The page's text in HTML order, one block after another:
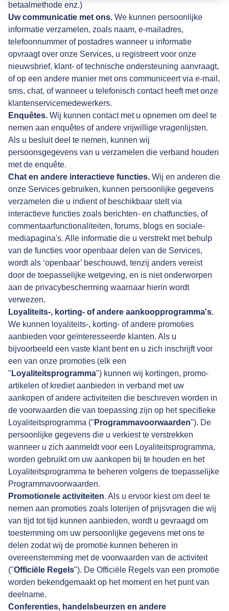
betaalmethode enz.)
Uw communicatie met ons. We kunnen persoonlijke
informatie verzamelen, zoals naam, e-mailadres,
telefoonnummer of postadres wanneer u informatie
opvraagt over onze Services, u registreert voor onze
nieuwsbrief, klant- of technische ondersteuning aanvraagt,
of op een andere manier met ons communiceert via e-mail,
sms, chat, of wanneer u telefonisch contact heeft met onze
klantenservicemedewerkers.
Enquêtes. Wij kunnen contact met u opnemen om deel te
nemen aan enquêtes of andere vrijwillige vragenlijsten.
Als u besluit deel te nemen, kunnen wij
persoonsgegevens van u verzamelen die verband houden
met de enquête.
Chat en andere interactieve functies. Wij en anderen die
onze Services gebruiken, kunnen persoonlijke gegevens
verzamelen die u indient of beschikbaar stelt via
interactieve functies zoals berichten- en chatfuncties, of
commentaarfunctionaliteiten, forums, blogs en sociale-
mediapagina's. Alle informatie die u verstrekt met behulp
van de functies voor openbaar delen van de Services,
wordt als ‘openbaar’ beschouwd, tenzij anders vereist
door de toepasselijke wetgeving, en is niet onderworpen
aan de privacybescherming waarnaar hierin wordt
verwezen.
Loyaliteits-, korting- of andere aankoopprogramma's.
We kunnen loyaliteits-, korting- of andere promoties
aanbieden voor geïnteresseerde klanten. Als u
bijvoorbeeld een vaste klant bent en u zich inschrijft voor
een van onze promoties (elk een
" Loyaliteitsprogramma") kunnen wij kortingen, promo-
artikelen of krediet aanbieden in verband met uw
aankopen of andere activiteiten die beschreven worden in
de voorwaarden die van toepassing zijn op het specifieke
Loyaliteitsprogramma (" Programmavoorwaarden"). De
persoonlijke gegevens die u verkiest te verstrekken
wanneer u zich aanmeldt voor een Loyaliteitsprogramma,
worden gebruikt om uw aankopen bij te houden en het
Loyaliteitsprogramma te beheren volgens de toepasselijke
Programmavoorwaarden.
Promotionele activiteiten. Als u ervoor kiest om deel te
nemen aan promoties zoals loterijen of prijsvragen die wij
van tijd tot tijd kunnen aanbieden, wordt u gevraagd om
toestemming om uw persoonlijke gegevens met ons te
delen zodat wij de promotie kunnen beheren in
overeenstemming met de voorwaarden van de activiteit
("Officiële Regels"). De Officiële Regels van een promotie
worden bekendgemaakt op het moment en het punt van
deelname.
Conferenties, handelsbeurzen en andere